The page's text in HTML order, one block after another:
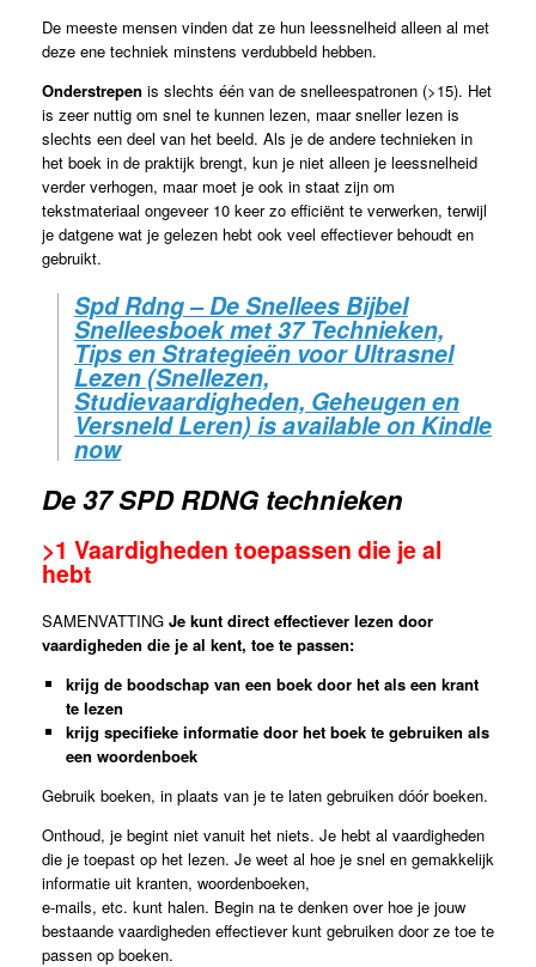
De meeste mensen vinden dat ze hun leessnelheid alleen al met
deze ene techniek minstens verdubbeld hebben.
Onderstrepen is slechts één van de snelleespatronen (>15). Het
is zeer nuttig om snel te kunnen lezen, maar sneller lezen is
slechts een deel van het beeld. Als je de andere technieken in
het boek in de praktijk brengt, kun je niet alleen je leessnelheid
verder verhogen, maar moet je ook in staat zijn om
tekstmateriaal ongeveer 10 keer zo efficiënt te verwerken, terwijl
je datgene wat je gelezen hebt ook veel effectiever behoudt en
gebruikt.
Spd Rdng – De Snellees Bijbel
Snelleesboek met 37 Technieken,
Tips en Strategieën voor Ultrasnel
Lezen (Snellezen,
Studievaardigheden, Geheugen en
Versneld Leren) is available on Kindle
now
De 37 SPD RDNG technieken
>1 Vaardigheden toepassen die je al
hebt
SAMENVATTING Je kunt direct effectiever lezen door
vaardigheden die je al kent, toe te passen:
krijg de boodschap van een boek door het als een krant
te lezen
krijg specifieke informatie door het boek te gebruiken als
een woordenboek
Gebruik boeken, in plaats van je te laten gebruiken dóór boeken.
Onthoud, je begint niet vanuit het niets. Je hebt al vaardigheden
die je toepast op het lezen. Je weet al hoe je snel en gemakkelijk
informatie uit kranten, woordenboeken,
e-mails, etc. kunt halen. Begin na te denken over hoe je jouw
bestaande vaardigheden effectiever kunt gebruiken door ze toe te
passen op boeken.